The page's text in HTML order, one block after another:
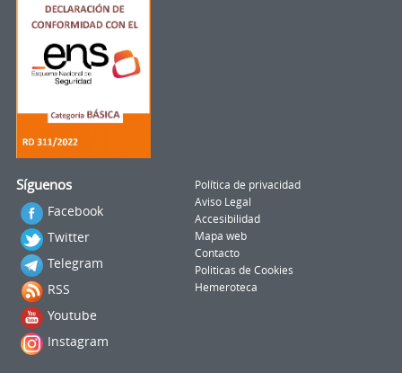
Síguenos
Facebook
Twitter
Telegram
RSS
Youtube
Instagram
Política de privacidad
Aviso Legal
Accesibilidad
Mapa web
Contacto
Politicas de Cookies
Hemeroteca